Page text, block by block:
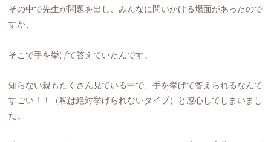
その中で先生が問題を出し、みんなに問いかける場面があったので
すが、
そこで手を挙げて答えていたんです。
知らない親もたくさん見ている中で、手を挙げて答えられるなんて
すごい！！（私は絶対挙げられないタイプ）と感心してしまいまし
た。